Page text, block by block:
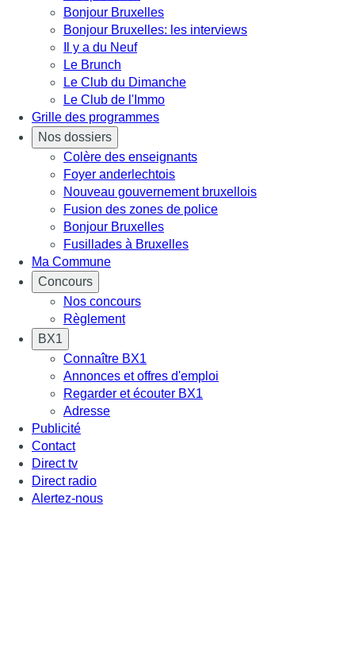
Bonjour Bruxelles
Bonjour Bruxelles: les interviews
Il y a du Neuf
Le Brunch
Le Club du Dimanche
Le Club de l'Immo
Grille des programmes
Nos dossiers
Colère des enseignants
Foyer anderlechtois
Nouveau gouvernement bruxellois
Fusion des zones de police
Bonjour Bruxelles
Fusillades à Bruxelles
Ma Commune
Concours
Nos concours
Règlement
BX1
Connaître BX1
Annonces et offres d'emploi
Regarder et écouter BX1
Adresse
Publicité
Contact
Direct tv
Direct radio
Alertez-nous